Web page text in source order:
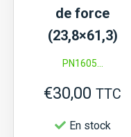
de force
(23,8×61,3)
PN1605...
€30,00 TTC
En stock